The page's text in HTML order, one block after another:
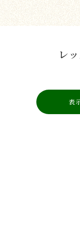
レ
表